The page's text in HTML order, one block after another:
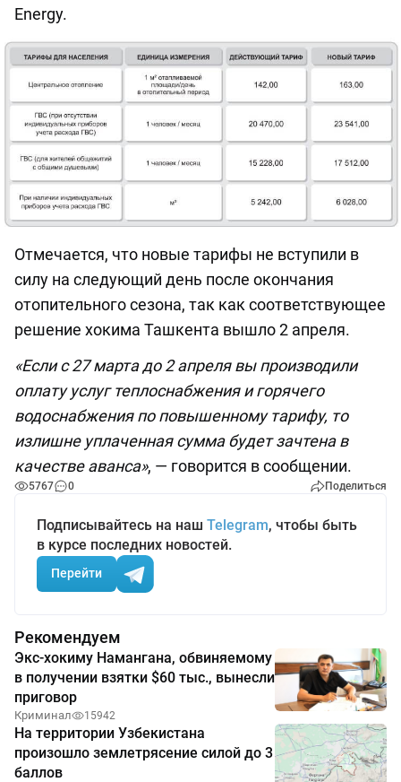
Energy.
Отмечается, что новые тарифы не вступили в
силу на следующий день после окончания
отопительного сезона, так как соответствующее
решение хокима Ташкента вышло 2 апреля.
«Если с 27 марта до 2 апреля вы производили
оплату услуг теплоснабжения и горячего
водоснабжения по повышенному тарифу, то
излишне уплаченная сумма будет зачтена в
качестве аванса», — говорится в сообщении.
5767 0 Поделиться
Подписывайтесь на наш Telegram, чтобы быть
в курсе последних новостей.
Перейти
Рекомендуем
Экс-хокиму Намангана, обвиняемому
в получении взятки $60 тыс., вынесли
приговор
Криминал 15942
На территории Узбекистана
произошло землетрясение силой до 3
баллов